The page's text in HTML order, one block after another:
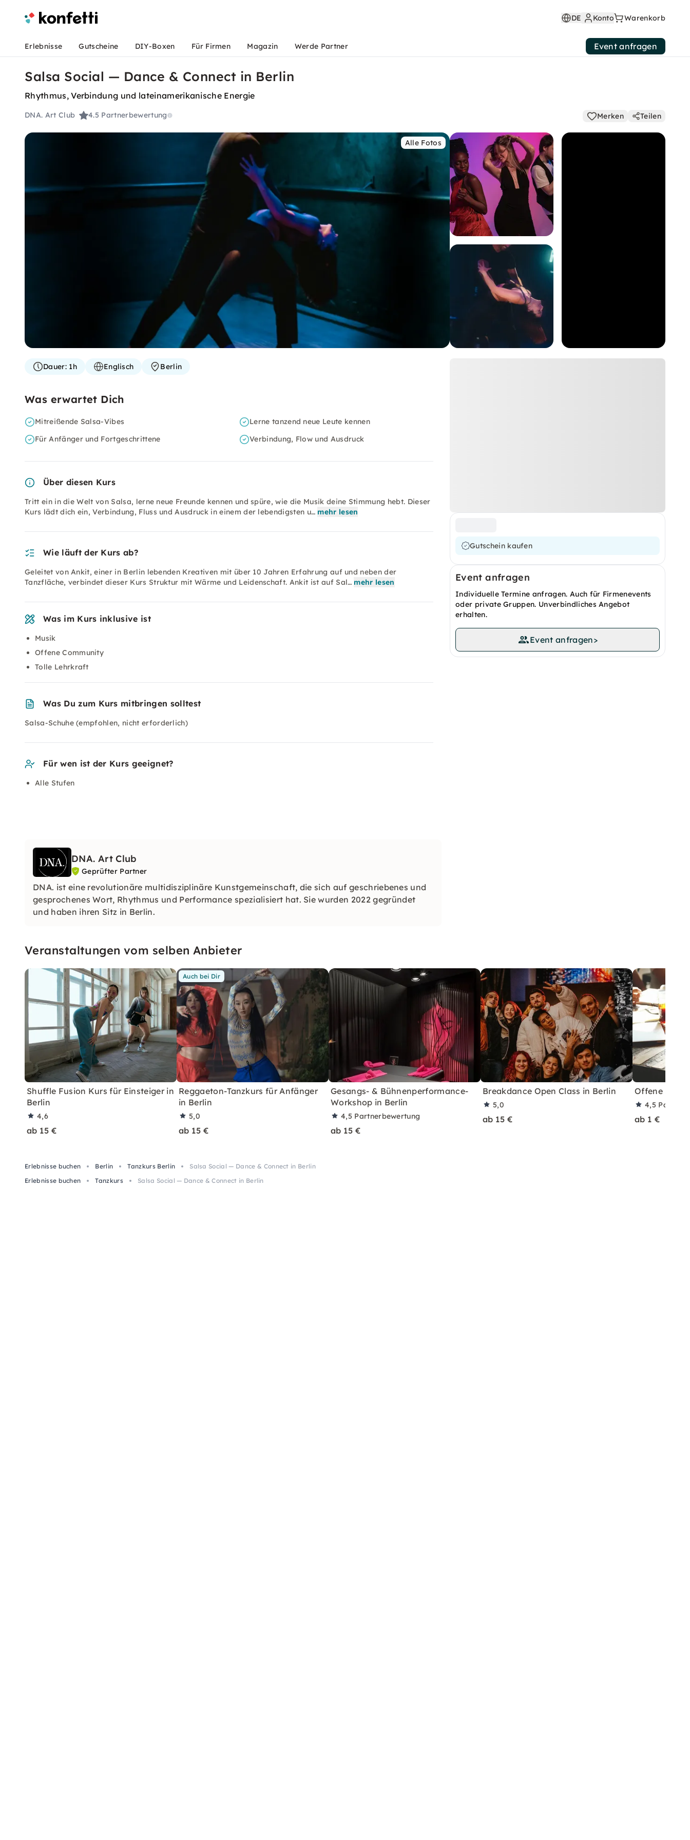
DE Konto Warenkorb
Erlebnisse Gutscheine DIY-Boxen Für Firmen Magazin Werde Partner Event anfragen
Salsa Social — Dance & Connect in Berlin
Rhythmus, Verbindung und lateinamerikanische Energie
DNA. Art Club 4.5 Partnerbewertung Merken Teilen
Alle Fotos
Gutschein kaufen
Event anfragen
Individuelle Termine anfragen. Auch für Firmenevents
oder private Gruppen. Unverbindliches Angebot
erhalten.
Event anfragen>
Dauer:1h Englisch Berlin
Was erwartet Dich
Mitreißende Salsa-Vibes
Lerne tanzend neue Leute kennen
Für Anfänger und Fortgeschrittene
Verbindung, Flow und Ausdruck
Über diesen Kurs
Tritt ein in die Welt von Salsa, lerne neue Freunde kennen und spüre, wie die Musik deine Stimmung hebt. Dieser
Kurs lädt dich ein, Verbindung, Fluss und Ausdruck in einem der lebendigsten u… mehr lesen
Wie läuft der Kurs ab?
Geleitet von Ankit, einer in Berlin lebenden Kreativen mit über 10 Jahren Erfahrung auf und neben der
Tanzfläche, verbindet dieser Kurs Struktur mit Wärme und Leidenschaft. Ankit ist auf Sal… mehr lesen
Was im Kurs inklusive ist
Musik
Offene Community
Tolle Lehrkraft
Was Du zum Kurs mitbringen solltest
Salsa-Schuhe (empfohlen, nicht erforderlich)
Für wen ist der Kurs geeignet?
Alle Stufen
DNA. Art Club
Geprüfter Partner
DNA. ist eine revolutionäre multidisziplinäre Kunstgemeinschaft, die sich auf geschriebenes und
gesprochenes Wort, Rhythmus und Performance spezialisiert hat. Sie wurden 2022 gegründet
und haben ihren Sitz in Berlin.
Veranstaltungen vom selben Anbieter
Shuffle Fusion Kurs für Einsteiger in
Berlin
4,6
ab 15 €
Auch bei Dir
Reggaeton-Tanzkurs für Anfänger
in Berlin
5,0
ab 15 €
Gesangs- & Bühnenperformance-
Workshop in Berlin
4,5 Partnerbewertung
ab 15 €
Breakdance Open Class in Berlin
5,0
ab 15 €
Offene
4,5
ab 1 €
Erlebnisse buchen Berlin Tanzkurs Berlin
Salsa Social — Dance & Connect in Berlin
Erlebnisse buchen
Tanzkurs Salsa Social — Dance & Connect in Berlin